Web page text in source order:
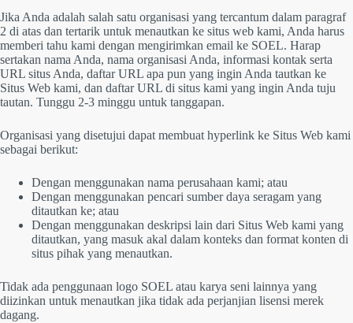
Jika Anda adalah salah satu organisasi yang tercantum dalam paragraf
2 di atas dan tertarik untuk menautkan ke situs web kami, Anda harus
memberi tahu kami dengan mengirimkan email ke SOEL. Harap
sertakan nama Anda, nama organisasi Anda, informasi kontak serta
URL situs Anda, daftar URL apa pun yang ingin Anda tautkan ke
Situs Web kami, dan daftar URL di situs kami yang ingin Anda tuju
tautan. Tunggu 2-3 minggu untuk tanggapan.
Organisasi yang disetujui dapat membuat hyperlink ke Situs Web kami
sebagai berikut:
Dengan menggunakan nama perusahaan kami; atau
Dengan menggunakan pencari sumber daya seragam yang
ditautkan ke; atau
Dengan menggunakan deskripsi lain dari Situs Web kami yang
ditautkan, yang masuk akal dalam konteks dan format konten di
situs pihak yang menautkan.
Tidak ada penggunaan logo SOEL atau karya seni lainnya yang
diizinkan untuk menautkan jika tidak ada perjanjian lisensi merek
dagang.